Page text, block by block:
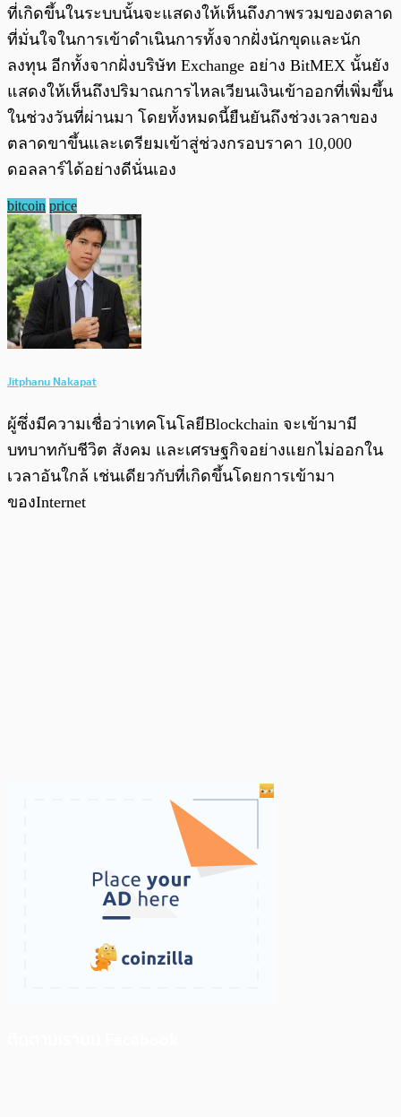
ที่เกิดขึ้นในระบบนั้นจะแสดงให้เห็นถึงภาพรวมของตลาด
ที่มั่นใจในการเข้าดำเนินการทั้งจากฝั่งนักขุดและนัก
ลงทุน อีกทั้งจากฝั่งบริษัท Exchange อย่าง BitMEX นั้นยัง
แสดงให้เห็นถึงปริมาณการไหลเวียนเงินเข้าออกที่เพิ่มขึ้น
ในช่วงวันที่ผ่านมา โดยทั้งหมดนี้ยืนยันถึงช่วงเวลาของ
ตลาดขาขึ้นและเตรียมเข้าสู่ช่วงกรอบราคา 10,000
ดอลลาร์ได้อย่างดีนั่นเอง
bitcoin price
Jitphanu Nakapat
ผู้ซึ่งมีความเชื่อว่าเทคโนโลยีBlockchain จะเข้ามามี
บทบาทกับชีวิต สังคม และเศรษฐกิจอย่างแยกไม่ออกใน
เวลาอันใกล้ เช่นเดียวกับที่เกิดขึ้นโดยการเข้ามา
ของInternet